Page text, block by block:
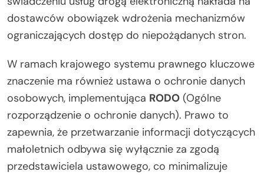
dostawców obowiązek wdrożenia mechanizmów
ograniczających dostęp do niepożądanych stron.
W ramach krajowego systemu prawnego kluczowe
znaczenie ma również ustawa o ochronie danych
osobowych, implementująca RODO (Ogólne
rozporządzenie o ochronie danych). Prawo to
zapewnia, że przetwarzanie informacji dotyczących
małoletnich odbywa się wyłącznie za zgodą
przedstawiciela ustawowego, co minimalizuje